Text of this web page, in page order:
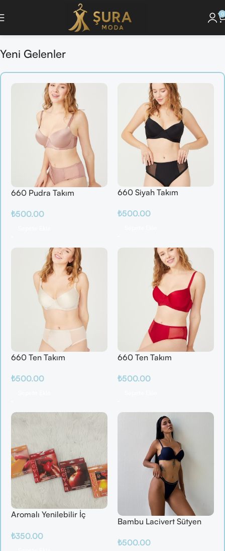
0
Keşfet ] 🔘 [Pijama Takımlarını İncele ] 🔘 [ Saç Bakım
Yeni Gelenler
660 Pudra Takım
₺500.00
660 Siyah Takım
₺500.00
660 Ten Takım
₺500.00
660 Ten Takım
₺500.00
Aromalı Yenilebilir İç
/ Elma / Portakal
₺350.00
Bambu Lacivert Sütyen
₺500.00